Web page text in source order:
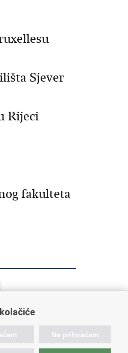
Sjever
Rijeci
fakulteta
Ne prihvaćam